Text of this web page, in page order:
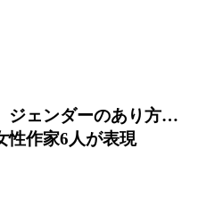
ジェンダーのあり方…
性作家6人が表現